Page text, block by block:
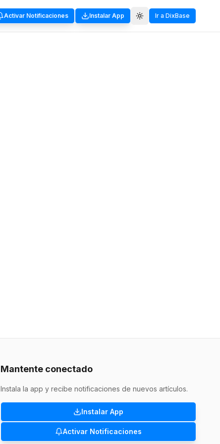
Activar Notificaciones Instalar App Ir a DixBase
Mantente conectado
Instala la app y recibe notificaciones de nuevos artículos.
Instalar App
Activar Notificaciones